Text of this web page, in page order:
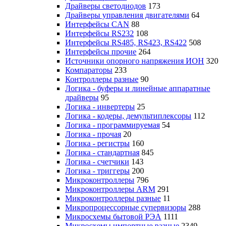
Драйверы светодиодов 173
Драйверы управления двигателями 64
Интерфейсы CAN 88
Интерфейсы RS232 108
Интерфейсы RS485, RS423, RS422 508
Интерфейсы прочие 264
Источники опорного напряжения ИОН 320
Компараторы 233
Контроллеры разные 90
Логика - буферы и линейные аппаратные
драйверы 95
Логика - инвертеры 25
Логика - кодеры, демультиплексоры 112
Логика - программируемая 54
Логика - прочая 20
Логика - регистры 160
Логика - стандартная 845
Логика - счетчики 143
Логика - триггеры 200
Микроконтроллеры 796
Микроконтроллеры ARM 291
Микроконтроллеры разные 11
Микропроцессорные супервизоры 288
Микросхемы бытовой РЭА 1111